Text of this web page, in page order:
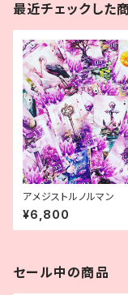
最近チェックした
アメジストルノルマン
¥6,800
セール中の商品